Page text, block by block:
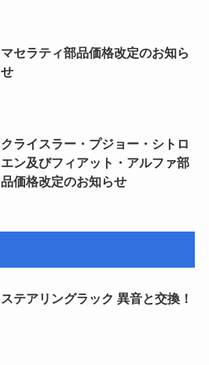
マセラティ部品価格改定のお知ら
せ
クライスラー・プジョー・シトロ
エン及びフィアット・アルファ部
品価格改定のお知らせ
ステアリングラック 異音と交換！